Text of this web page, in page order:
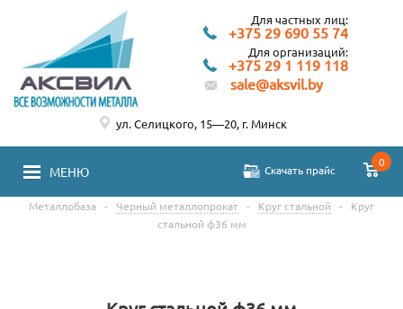
Для частных лиц:
+375 29 690 55 74
Для организаций:
+375 29 1 119 118
sale@aksvil.by
МЕНЮ Скачать прайс
0
ул. Селицкого, 15—20, г. Минск
Металлобаза - Черный металлопрокат - Круг стальной -
Круг
стальной ф36 мм